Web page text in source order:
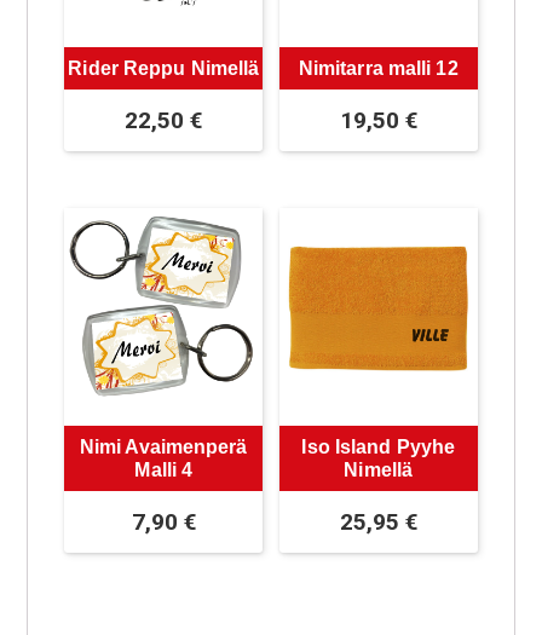
Rider Reppu Nimellä
22,50€
Nimitarra malli 12
19,50 €
Nimi Avaimenperä
Malli 4
7,90 €
Iso Island Pyyhe
Nimellä
25,95 €